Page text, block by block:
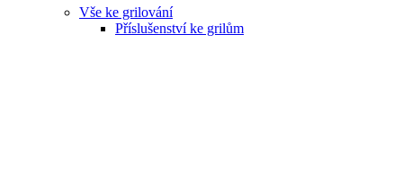
Vše ke grilování
Příslušenství ke grilům